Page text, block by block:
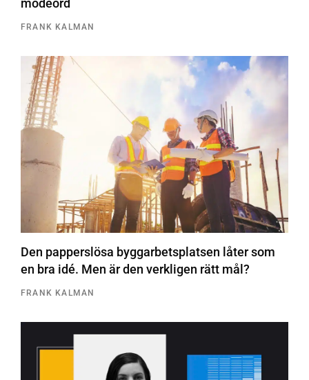
modeord
FRANK KALMAN
Den papperslösa byggarbetsplatsen låter som
en bra idé. Men är den verkligen rätt mål?
FRANK KALMAN